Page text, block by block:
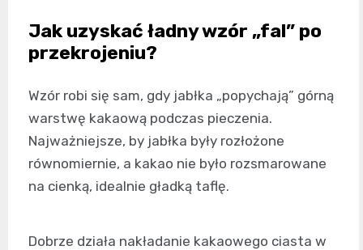
Jak uzyskać ładny wzór „fal” po
przekrojeniu?
Wzór robi się sam, gdy jabłka „popychają” górną
warstwę kakaową podczas pieczenia.
Najważniejsze, by jabłka były rozłożone
równomiernie, a kakao nie było rozsmarowane
na cienką, idealnie gładką taflę.
Dobrze działa nakładanie kakaowego ciasta w